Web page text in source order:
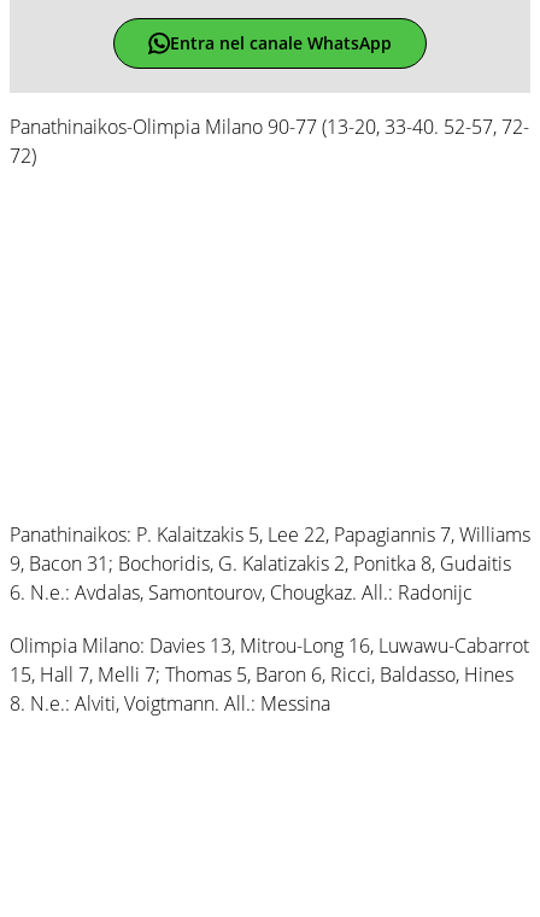
Entra nel canale WhatsApp
Panathinaikos-Olimpia Milano 90-77 (13-20, 33-40. 52-57, 72-
72)
Panathinaikos: P. Kalaitzakis 5, Lee 22, Papagiannis 7, Williams
9, Bacon 31; Bochoridis, G. Kalatizakis 2, Ponitka 8, Gudaitis
6. N.e.: Avdalas, Samontourov, Chougkaz. All.: Radonijc
Olimpia Milano: Davies 13, Mitrou-Long 16, Luwawu-Cabarrot
15, Hall 7, Melli 7; Thomas 5, Baron 6, Ricci, Baldasso, Hines
8. N.e.: Alviti, Voigtmann. All.: Messina